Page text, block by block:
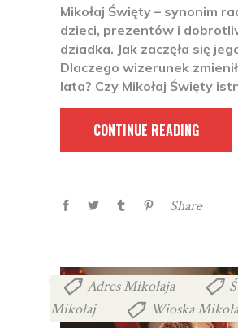
Mikołaj Święty – synonim
dzieci, prezentów i
dziadka. Jak zaczęła się
Dlaczego wizerunek
lata? Czy Mikołaj Święty
CONTINUE READING
Share
Adres Mikołaja
Mikołaj
Wioska